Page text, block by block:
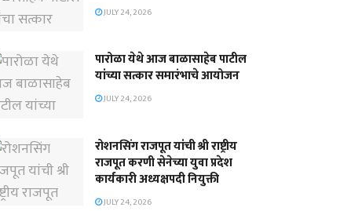
JULY 24, 2026
पारोळा येथे आज बाळासाहेब पाटील
यांच्या सत्कार समारंभाचे आयोजन
JULY 24, 2026
रोशनसिंग राजपूत यांची श्री राष्ट्रीय
राजपूत करणी सेनेच्या युवा प्रदेश
कार्यकारी अध्यक्षपदी नियुक्ती
JULY 24, 2026